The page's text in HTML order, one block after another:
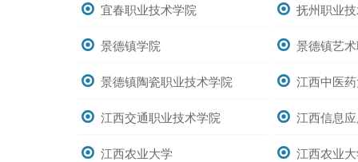
宜春职业技术学院 抚州职业
景德镇学院 景德镇艺
景德镇陶瓷职业技术学院 江西中医
江西交通职业技术学院 江西信息
江西农业大学 江西农业